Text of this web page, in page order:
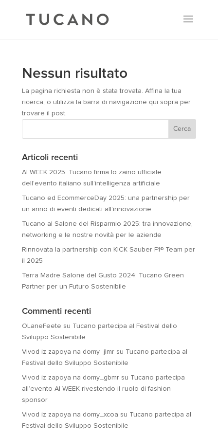
Nessun risultato
La pagina richiesta non è stata trovata. Affina la tua
ricerca, o utilizza la barra di navigazione qui sopra per
trovare il post.
Articoli recenti
AI WEEK 2025: Tucano firma lo zaino ufficiale
dell’evento italiano sull’intelligenza artificiale
Tucano ed EcommerceDay 2025: una partnership per
un anno di eventi dedicati all’innovazione
Tucano al Salone del Risparmio 2025: tra innovazione,
networking e le nostre novità per le aziende
Rinnovata la partnership con KICK Sauber F1® Team per
il 2025
Terra Madre Salone del Gusto 2024: Tucano Green
Partner per un Futuro Sostenibile
Commenti recenti
OLaneFeete su Tucano partecipa al Festival dello
Sviluppo Sostenibile
Vivod iz zapoya na domy_jlmrsu Tucano partecipa al
Festival dello Sviluppo Sostenibile
Vivod iz zapoya na domy_gbmrsu Tucano partecipa
all’evento AI WEEK rivestendo il ruolo di fashion
sponsor
Vivod iz zapoya na domy_xcoa su Tucano partecipa al
Festival dello Sviluppo Sostenibile